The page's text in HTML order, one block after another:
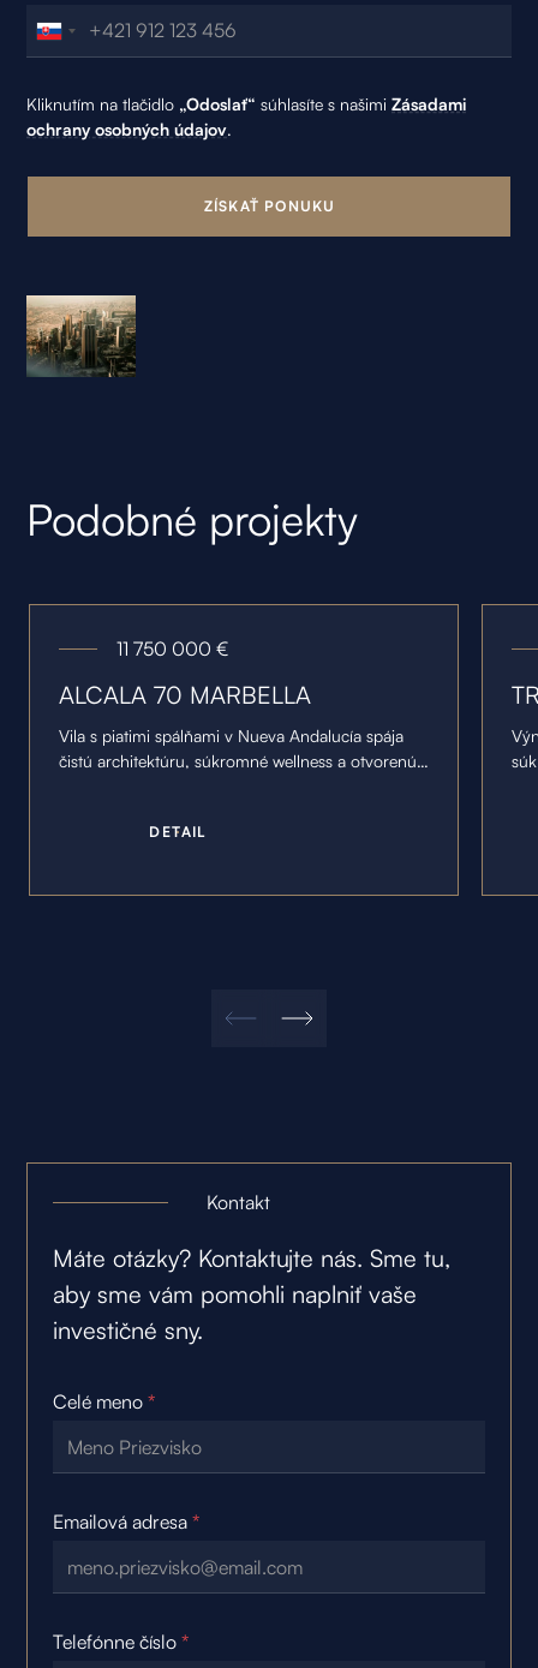
Kliknutím na tlačidlo „Odoslať“ súhlasíte s našimiZásadami
ochrany osobných údajov.
Podobné projekty
11 750 000 €
ALCALA 70 MARBELLA
Vila s piatimi spálňami v Nueva Andalucía spája
čistú architektúru, súkromné wellness a otvorenú
D ETAIL
Kontakt
Máte otázky? Kontaktujte nás. Sme tu,
aby sme vám pomohli naplniť vaše
investičné sny.
Celé meno *
Emailová adresa *
Telefónne číslo *